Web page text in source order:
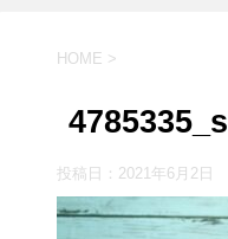
HOME >
4785335_s
投稿日： 2021年6月2日